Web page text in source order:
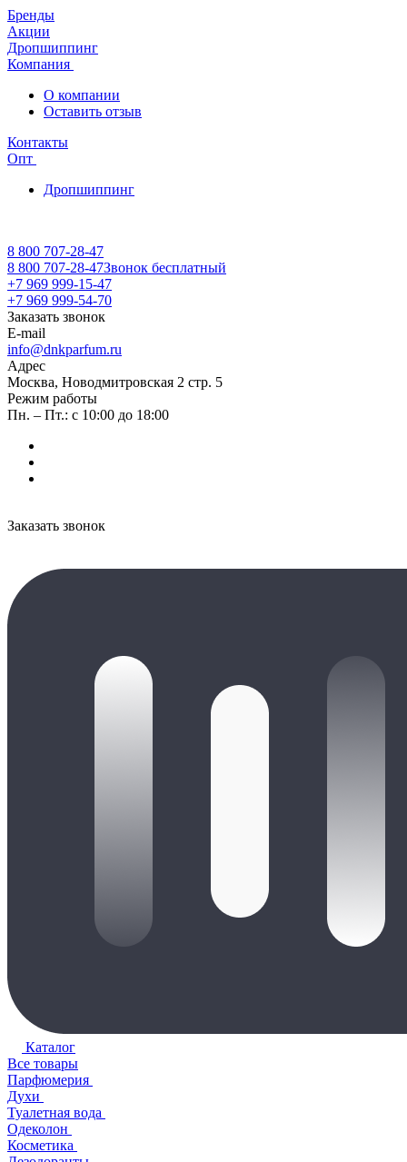
Бренды
Акции
Дропшиппинг
Компания
О компании
Оставить отзыв
Контакты
Опт
Дропшиппинг
8 800 707-28-47
8 800 707-28-47Звонок бесплатный
+7 969 999-15-47
+7 969 999-54-70
Заказать звонок
E-mail
info@dnkparfum.ru
Адрес
Москва, Новодмитровская 2 стр. 5
Режим работы
Пн. – Пт.: с 10:00 до 18:00
Заказать звонок
Каталог
Все товары
Парфюмерия
Духи
Туалетная вода
Одеколон
Косметика